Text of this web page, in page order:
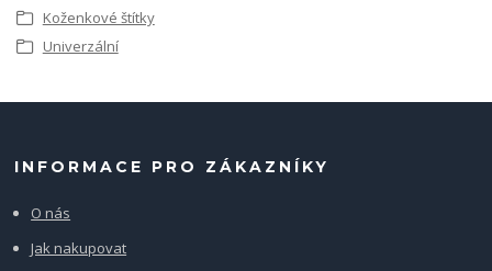
Koženkové štítky
Univerzální
INFORMACE PRO ZÁKAZNÍKY
O nás
Jak nakupovat